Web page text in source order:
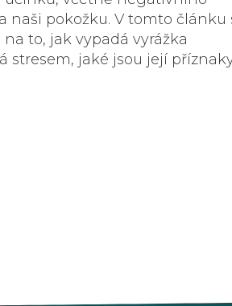
naši pokožku. V tomto článku
to, jak vypadá vyrážka
stresem, jaké jsou její